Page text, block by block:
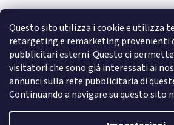
Questo sito utilizza i cookie e utilizza
retargeting e remarketing provenienti
pubblicitari esterni. Questo ci
visitatori che sono già interessati ai
annunci sulla rete pubblicitaria di
Continuando a navigare su questo sito
o
Accesso con
Accesso con